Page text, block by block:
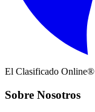
El Clasificado Online®
Sobre Nosotros